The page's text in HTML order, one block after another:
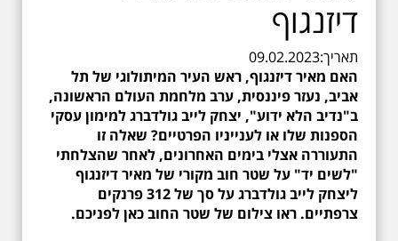
דיזנגוף
תאריך:09.02.2023
האם מאיר דיזנגוף, ראש העיר המיתולוגי של תל
אביב, נעזר פיננסית, ערב מלחמת העולם הראשונה,
ב"נדיב הלא ידוע", יצחק לייב גולדברג למימון עסקי
הספנות שלו או לענייניו הפרטיים? שאלה זו
התעוררה אצלי בימים האחרונים, לאחר שהצלחתי
"לשים יד" על שטר חוב מקורי של מאיר דיזנגוף
ליצחק לייב גולדברג על סך של 312 פרנקים
צרפתיים. ראו צילום של שטר החוב כאן לפניכם.